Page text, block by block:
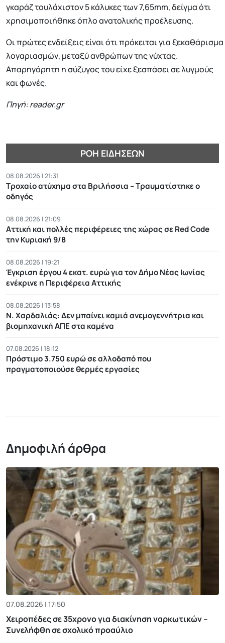
γκαράζ τουλάχιστον 5 κάλυκες των 7,65mm, δείγμα ότι
χρησιμοποιήθηκε όπλο ανατολικής προέλευσης.
Οι πρώτες ενδείξεις είναι ότι πρόκειται για ξεκαθάρισμα
λογαριασμών, μεταξύ ανθρώπων της νύχτας.
Απαρηγόρητη η σύζυγος του είχε ξεσπάσει σε λυγμούς
και φωνές.
Πηγή: reader.gr
ΡΟΉ ΕΙΔΉΣΕΩΝ
08.08.2026 | 21:31
Τροχαίο ατύχημα στα Βριλήσσια – Τραυματίστηκε ο
οδηγός
08.08.2026 | 21:09
Αττική και πολλές περιφέρειες της χώρας σε Red Code
την Κυριακή 9/8
08.08.2026 | 19:21
Έγκριση έργου 4 εκατ. ευρώ για τον Δήμο Νέας Ιωνίας
ενέκρινε η Περιφέρεια Αττικής
08.08.2026 | 13:58
Ν. Χαρδαλιάς: Δεν μπαίνει καμιά ανεμογεννήτρια και
βιομηχανική ΑΠΕ στα καμένα
07.08.2026 | 18:12
Πρόστιμο 3.750 ευρώ σε αλλοδαπό που
πραγματοποιούσε θερμές εργασίες
Δημοφιλή άρθρα
07.08.2026 | 17:50
Χειροπέδες σε 35χρονο για διακίνηση ναρκωτικών –
Συνελήφθη σε σχολικό προαύλιο